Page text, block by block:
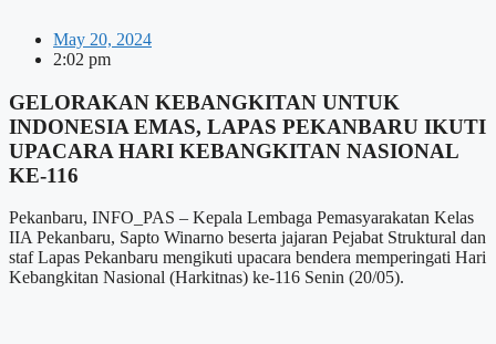
May 20, 2024
2:02 pm
GELORAKAN KEBANGKITAN UNTUK
INDONESIA EMAS, LAPAS PEKANBARU IKUTI
UPACARA HARI KEBANGKITAN NASIONAL
KE-116
Pekanbaru, INFO_PAS – Kepala Lembaga Pemasyarakatan Kelas
IIA Pekanbaru, Sapto Winarno beserta jajaran Pejabat Struktural dan
staf Lapas Pekanbaru mengikuti upacara bendera memperingati Hari
Kebangkitan Nasional (Harkitnas) ke-116 Senin (20/05).